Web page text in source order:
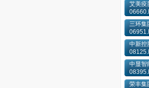
艾美疫
三环集
中新控
中显智
荣丰集